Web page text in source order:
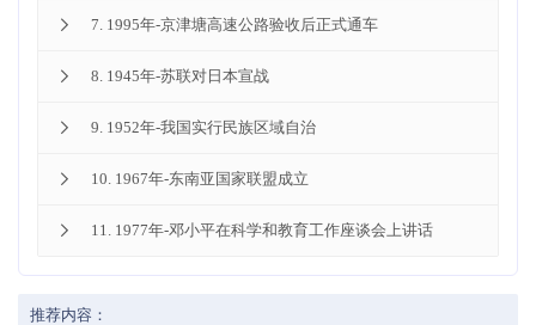
7. 1995年-京津塘高速公路验收后正式通车

8. 1945年-苏联对日本宣战

9. 1952年-我国实行民族区域自治

10. 1967年-东南亚国家联盟成立

11. 1977年-邓小平在科学和教育工作座谈会上讲话

推荐内容：